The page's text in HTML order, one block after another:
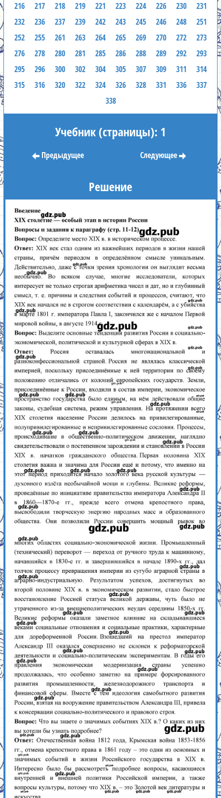
216
217 218 219 221 223 224 226 230
231
232
236 237 239 242 243 245 246 248
251
252
255 261 263 264 265 269 270 272
273
276
278 280 281 285 286 288 289 292
293
295
296 300 302 304 305 307 309 311
314
315
316 320 322 324 326 328 331 336
337
338
Учебник (страницы): 1
Предыдущее Следующее
Решение